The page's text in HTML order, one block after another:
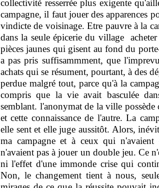
collectivité resserrée plus exigente
campagne, il faut jouer des apparences
vindicte de voisinage. Etre pauvre à la
dans la seule épicerie du village
pièces jaunes qui gisent au fond du
a pas pris suffisammment, que
achats qui se résument, pourtant, à des
perdue malgré tout, parce qu'à la
compris que la vie avait basculée
semblant. l'anonymat de la ville possède
et cette connaissance de l'autre. La
elle sent et elle juge aussitôt. Alors,
ma campagne et à ceux qui
n'avaient pas à jouer un double jeu. Ce
ni l'effet d'une immonde crise qui
Non, le changement tient à nous,